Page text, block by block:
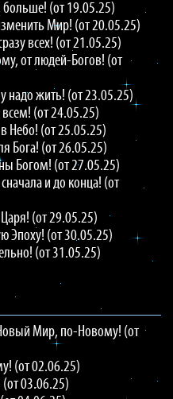
(от 19.05.25)
Мир! (от 20.05.25)
всех! (от 21.05.25)
от людей-Богов! (от
надо жить! (от 23.05.25)
всем! (от 24.05.25)
Небо! (от 25.05.25)
Бога! (от 26.05.25)
Богом! (от 27.05.25)
и до конца! (от
(от 29.05.25)
Эпоху! (от 30.05.25)
(от 31.05.25)
Мир, по-Новому! (от
(от 02.06.25)
03.06.25)